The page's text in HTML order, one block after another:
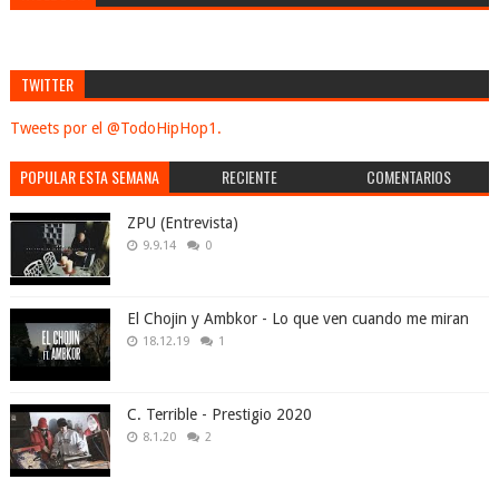
TWITTER
Tweets por el @TodoHipHop1.
POPULAR ESTA SEMANA RECIENTE COMENTARIOS
ZPU (Entrevista)
9.9.14 0
El Chojin y Ambkor - Lo que ven cuando me miran
18.12.19 1
C. Terrible - Prestigio 2020
8.1.20 2